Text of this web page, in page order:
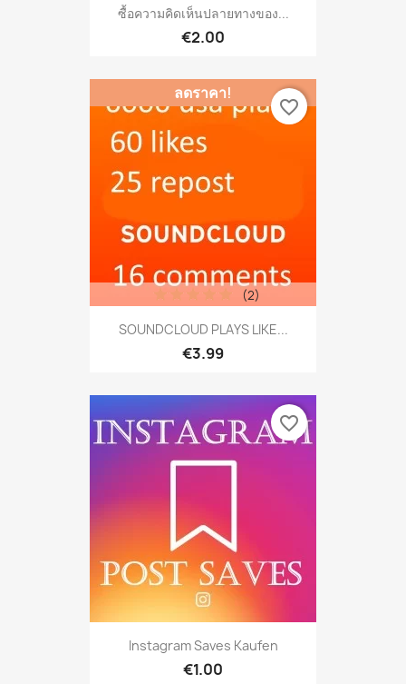
ซื้อความคิดเห็นปลายทางของ...
€2.00
SOUNDCLOUD PLAYS LIKE...
€3.99
(2)
ลดราคา!
favorite_border
Instagram Saves Kaufen
€1.00
favorite_border